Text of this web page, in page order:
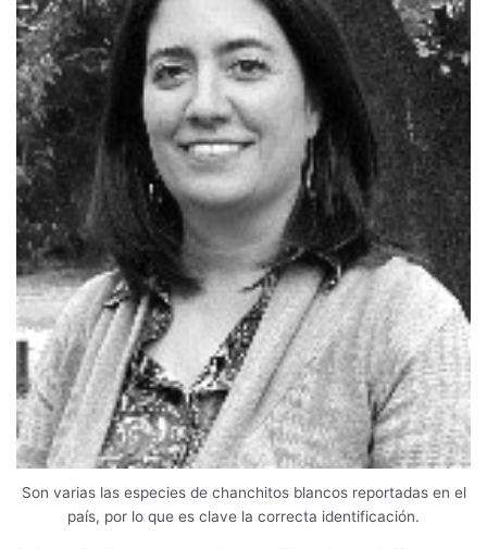
Son varias las especies de chanchitos blancos reportadas en el
país, por lo que es clave la correcta identificación.